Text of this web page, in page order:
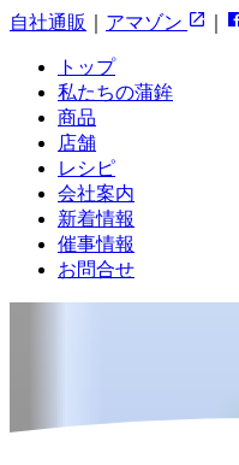
自社通販 アマゾン
トップ
私たちの蒲鉾
商品
店舗
レシピ
会社案内
新着情報
催事情報
お問合せ